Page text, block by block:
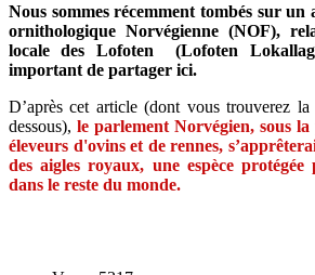
Nous sommes récemment tombés sur
ornithologique Norvégienne (NOF),
locale des Lofoten (Lofoten
important de partager ici.
D’après cet article (dont vous trouverez
dessous), le parlement Norvégien, sous
éleveurs d'ovins et de rennes,
des aigles royaux, une espèce
dans le reste du monde.